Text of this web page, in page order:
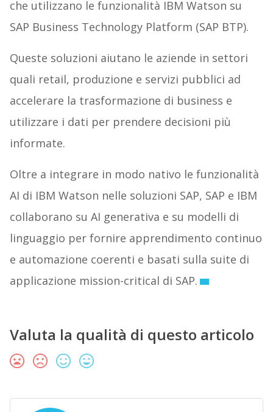
che utilizzano le funzionalità IBM Watson su
SAP Business Technology Platform (SAP BTP).
Queste soluzioni aiutano le aziende in settori
quali retail, produzione e servizi pubblici ad
accelerare la trasformazione di business e
utilizzare i dati per prendere decisioni più
informate.
Oltre a integrare in modo nativo le funzionalità
AI di IBM Watson nelle soluzioni SAP, SAP e IBM
collaborano su AI generativa e su modelli di
linguaggio per fornire apprendimento continuo
e automazione coerenti e basati sulla suite di
applicazione mission-critical di SAP.
Valuta la qualità di questo articolo